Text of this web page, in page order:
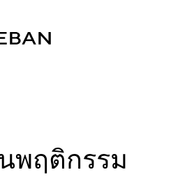
พฤติกรรม